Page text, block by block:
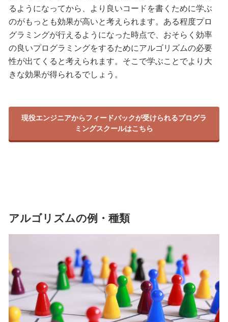
るようになってから、より良いコードを書くために学ぶ
のがもっとも効果が高いと考えられます。ある程度プロ
グラミングが行えるようになった時点で、おそらく効率
の良いプログラミングをするためにアルゴリズムの必要
性が出てくると考えられます。そこで学ぶことでより大
きな効果が得られるでしょう。
現役エンジニアからフィードバックが受けられるプログラ
ミングスクールはこちら
アルゴリズムの例・種類